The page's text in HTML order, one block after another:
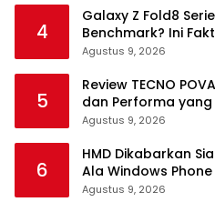
4
Galaxy Z Fold8
Benchmark? Ini
Agustus 9, 2026
5
Review TECNO
dan Performa
Agustus 9, 2026
6
HMD Dikabarkan
Ala Windows Phone
Agustus 9, 2026